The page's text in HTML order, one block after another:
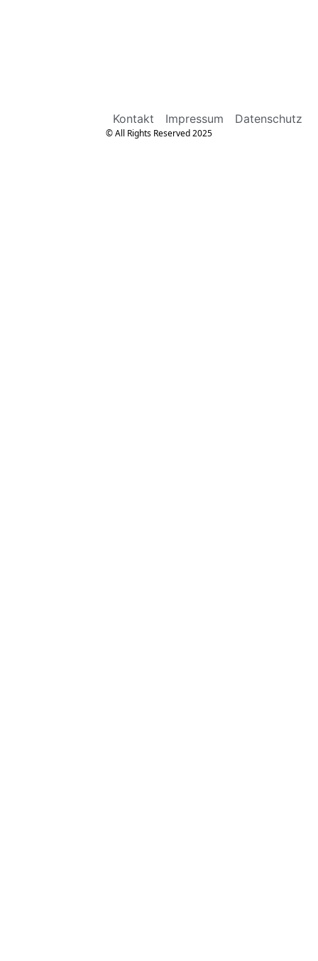
Kontakt Impressum Datenschutz
© All Rights Reserved 2025